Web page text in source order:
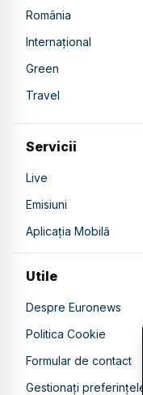
România
Internațional
Green
Travel
Servicii
Live
Emisiuni
Aplicația Mobilă
Utile
Despre Euronews
Politica Cookie
Formular de contact
Gestionați preferințele